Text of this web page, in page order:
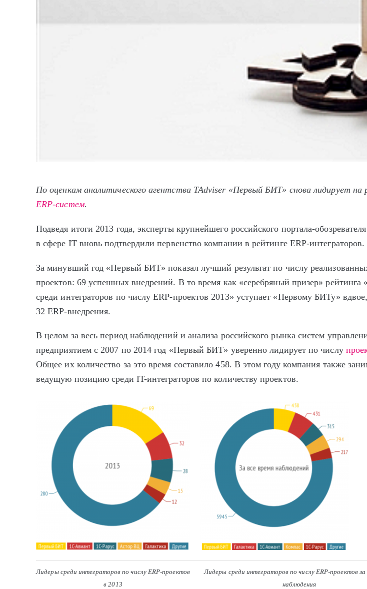
По оценкам аналитического агентства TAdviser «Первый БИТ» снова лидирует на
ERP-систем.
Подведя итоги 2013 года, эксперты крупнейшего российского портала-обозревателя
в сфере IT вновь подтвердили первенство компании в рейтинге ERP-интеграторов.
За минувший год «Первый БИТ» показал лучший результат по числу
проектов: 69 успешных внедрений. В то время как «серебряный призер» рейтинга
среди интеграторов по числу ERP-проектов 2013» уступает «Первому БИТу»
32 ERP-внедрения.
В целом за весь период наблюдений и анализа российского рынка систем
предприятием с 2007 по 2014 год «Первый БИТ» уверенно лидирует по числу
Общее их количество за это время составило 458. В этом году компания также
ведущую позицию среди IT-интеграторов по количеству проектов.
Лидеры среди интеграторов по числу ERP-проектов
в 2013
Лидеры среди интеграторов по числу ERP-проектов за
наблюдения